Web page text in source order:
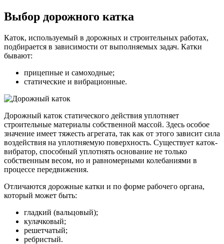
Выбор дорожного катка
Каток, используемый в дорожных и строительных работах,
подбирается в зависимости от выполняемых задач. Катки
бывают:
прицепные и самоходные;
статические и вибрационные.
Дорожный каток статического действия уплотняет
строительные материалы собственной массой. Здесь особое
значение имеет тяжесть агрегата, так как от этого зависит сила
воздействия на уплотняемую поверхность. Существует каток-
вибратор, способный уплотнять основание не только
собственным весом, но и равномерными колебаниями в
процессе передвижения.
Отличаются дорожные катки и по форме рабочего органа,
который может быть:
гладкий (вальцовый);
кулачковый;
решетчатый;
ребристый.